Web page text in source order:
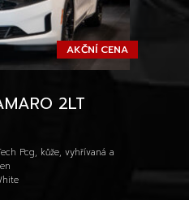
AKČNÍ CENA
2LT
Pcg, kůže, vyhřívaná a